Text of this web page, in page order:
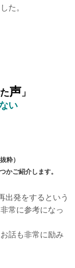
た。
声 」
い
粋）
かご紹介します。
出発をするという
常に参考になっ
話も非常に励み